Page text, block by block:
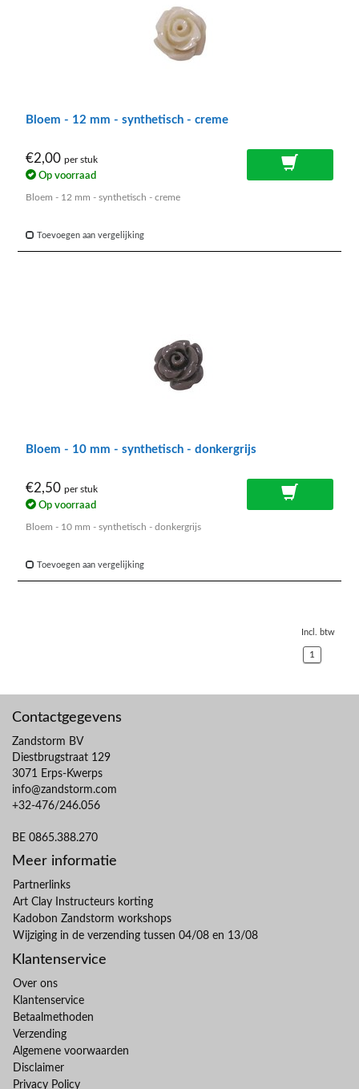
Bloem - 12 mm - synthetisch - creme
€2,00 per stuk
Op voorraad
Bloem - 12 mm - synthetisch - creme
Toevoegen aan vergelijking
Bloem - 10 mm - synthetisch - donkergrijs
€2,50 per stuk
Op voorraad
Bloem - 10 mm - synthetisch - donkergrijs
Toevoegen aan vergelijking
Incl. btw
1
Contactgegevens
Zandstorm BV
Diestbrugstraat 129
3071 Erps-Kwerps
info@zandstorm.com
+32-476/246.056
BE 0865.388.270
Meer informatie
Partnerlinks
Art Clay Instructeurs korting
Kadobon Zandstorm workshops
Wijziging in de verzending tussen 04/08 en 13/08
Klantenservice
Over ons
Klantenservice
Betaalmethoden
Verzending
Algemene voorwaarden
Disclaimer
Privacy Policy